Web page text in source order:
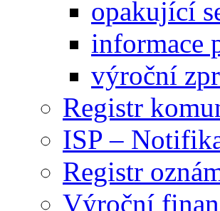
opakující
informace
výroční
Registr
ISP –
Registr
Výroční